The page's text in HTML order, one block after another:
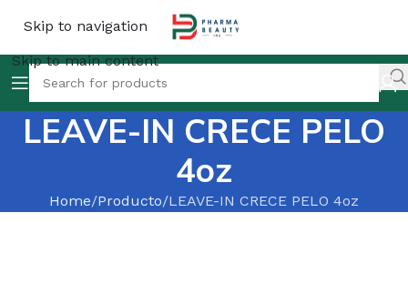
Skip to navigation
Skip to main content
LEAVE-IN CRECE PELO
4oz
Home Producto LEAVE-IN CRECE PELO 4oz